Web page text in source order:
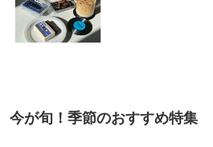
今が旬！季節のおすすめ特集